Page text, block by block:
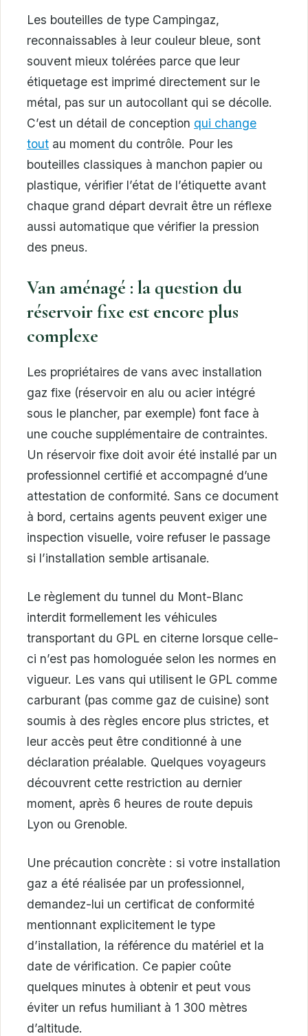
Les bouteilles de type Campingaz,
reconnaissables à leur couleur bleue, sont
souvent mieux tolérées parce que leur
étiquetage est imprimé directement sur le
métal, pas sur un autocollant qui se décolle.
C’est un détail de conception qui change
tout au moment du contrôle. Pour les
bouteilles classiques à manchon papier ou
plastique, vérifier l’état de l’étiquette avant
chaque grand départ devrait être un réflexe
aussi automatique que vérifier la pression
des pneus.
Van aménagé : la question du
réservoir fixe est encore plus
complexe
Les propriétaires de vans avec installation
gaz fixe (réservoir en alu ou acier intégré
sous le plancher, par exemple) font face à
une couche supplémentaire de contraintes.
Un réservoir fixe doit avoir été installé par un
professionnel certifié et accompagné d’une
attestation de conformité. Sans ce document
à bord, certains agents peuvent exiger une
inspection visuelle, voire refuser le passage
si l’installation semble artisanale.
Le règlement du tunnel du Mont-Blanc
interdit formellement les véhicules
transportant du GPL en citerne lorsque celle-
ci n’est pas homologuée selon les normes en
vigueur. Les vans qui utilisent le GPL comme
carburant (pas comme gaz de cuisine) sont
soumis à des règles encore plus strictes, et
leur accès peut être conditionné à une
déclaration préalable. Quelques voyageurs
découvrent cette restriction au dernier
moment, après 6 heures de route depuis
Lyon ou Grenoble.
Une précaution concrète : si votre installation
gaz a été réalisée par un professionnel,
demandez-lui un certificat de conformité
mentionnant explicitement le type
d’installation, la référence du matériel et la
date de vérification. Ce papier coûte
quelques minutes à obtenir et peut vous
éviter un refus humiliant à 1 300 mètres
d’altitude.